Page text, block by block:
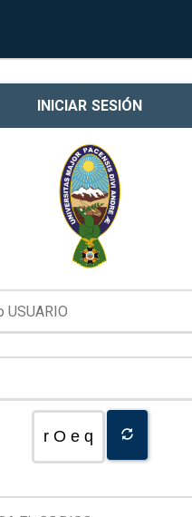
INICIAR SESIÓN
r O e q